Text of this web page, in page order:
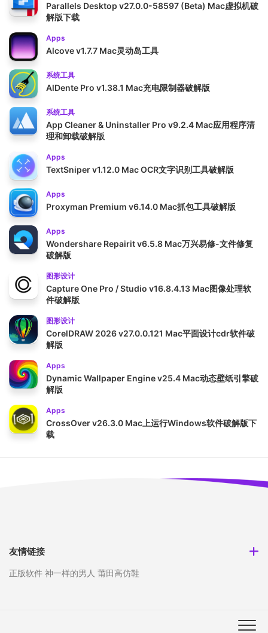
Parallels Desktop v27.0.0-58597 (Beta) Mac虚拟机破
解版下载
Apps
Alcove v1.7.7 Mac灵动岛工具
系统工具
AlDente Pro v1.38.1 Mac充电限制器破解版
系统工具
App Cleaner & Uninstaller Pro v9.2.4 Mac应用程序清
理和卸载破解版
Apps
TextSniper v1.12.0 Mac OCR文字识别工具破解版
Apps
Proxyman Premium v6.14.0 Mac抓包工具破解版
Apps
Wondershare Repairit v6.5.8 Mac万兴易修-文件修复
破解版
图形设计
Capture One Pro / Studio v16.8.4.13 Mac图像处理软
件破解版
图形设计
CorelDRAW 2026 v27.0.0.121 Mac平面设计cdr软件破
解版
Apps
Dynamic Wallpaper Engine v25.4 Mac动态壁纸引擎破
解版
Apps
CrossOver v26.3.0 Mac上运行Windows软件破解版下
载
友情链接
正版软件 神一样的男人 莆田高仿鞋